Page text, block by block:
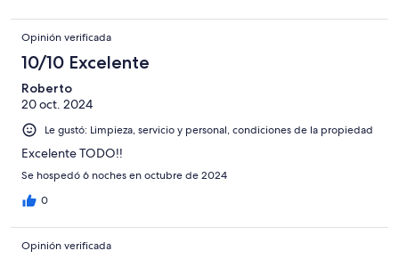
Opinión verificada
10/10 Excelente
Roberto
20 oct. 2024
Le gustó: Limpieza, servicio y personal, condiciones de la propiedad
Excelente TODO!!
Se hospedó 6 noches en octubre de 2024
0
Opinión verificada